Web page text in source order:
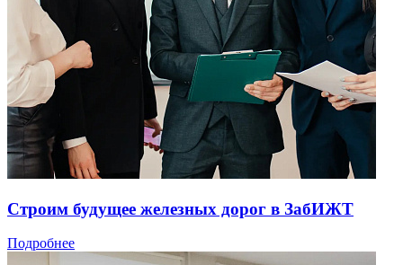
Строим будущее железных дорог в ЗабИЖТ
Подробнее